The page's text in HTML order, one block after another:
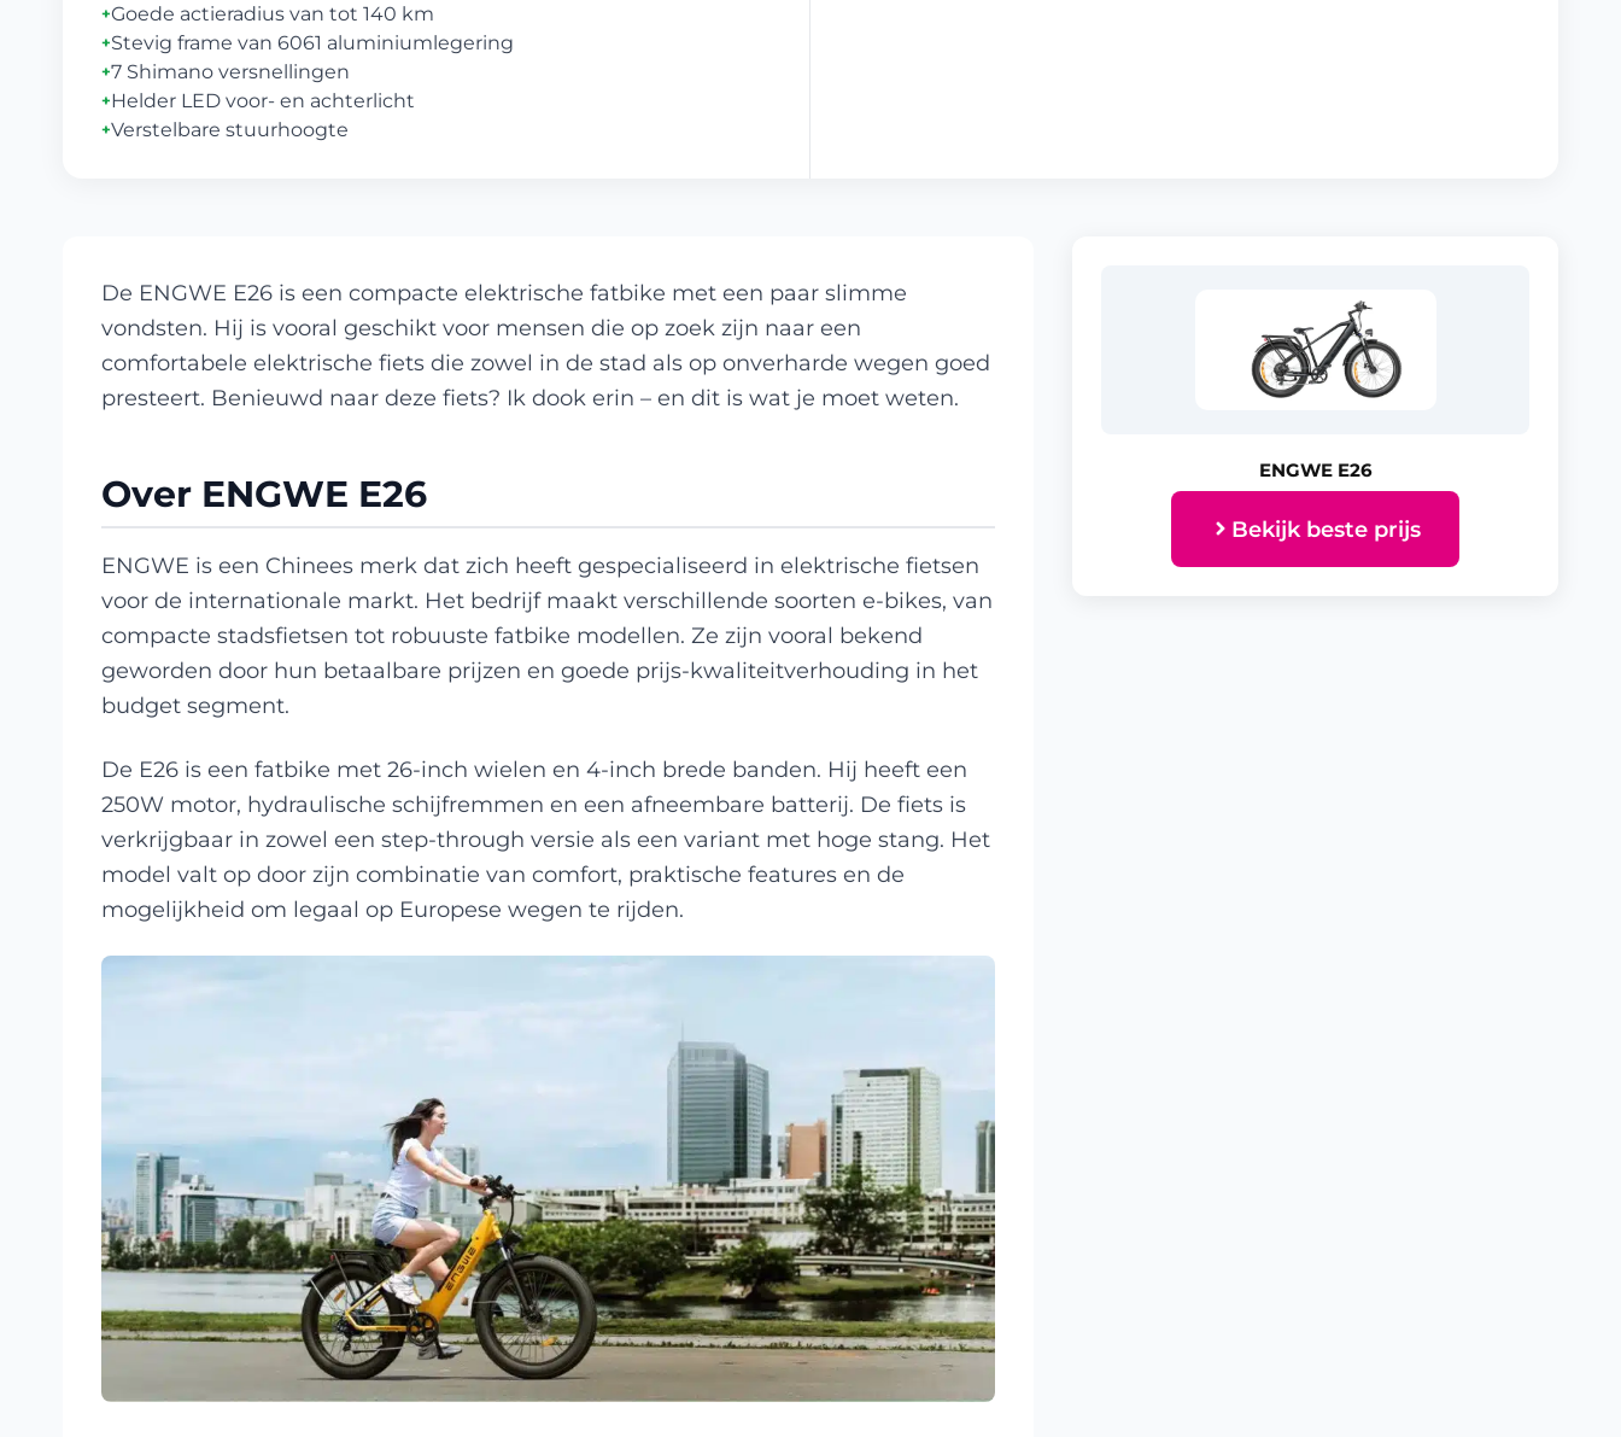
+Goede actieradius van tot 140 km
+Stevig frame van 6061 aluminiumlegering
+7 Shimano versnellingen
+Helder LED voor- en achterlicht
+Verstelbare stuurhoogte
De ENGWE E26 is een compacte elektrische fatbike met een paar slimme
vondsten. Hij is vooral geschikt voor mensen die op zoek zijn naar een
comfortabele elektrische fiets die zowel in de stad als op onverharde wegen goed
presteert. Benieuwd naar deze fiets? Ik dook erin – en dit is wat je moet weten.
Over ENGWE E26
ENGWE is een Chinees merk dat zich heeft gespecialiseerd in elektrische fietsen
voor de internationale markt. Het bedrijf maakt verschillende soorten e-bikes, van
compacte stadsfietsen tot robuuste fatbike modellen. Ze zijn vooral bekend
geworden door hun betaalbare prijzen en goede prijs-kwaliteitverhouding in het
budget segment.
De E26 is een fatbike met 26-inch wielen en 4-inch brede banden. Hij heeft een
250W motor, hydraulische schijfremmen en een afneembare batterij. De fiets is
verkrijgbaar in zowel een step-through versie als een variant met hoge stang. Het
model valt op door zijn combinatie van comfort, praktische features en de
mogelijkheid om legaal op Europese wegen te rijden.
ENGWE E26
Bekijk beste prijs